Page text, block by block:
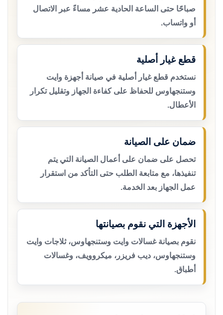
صباحًا حتى الساعة الحادية عشر مساءً عبر الاتصال
أو واتساب.
قطع غيار أصلية
نستخدم قطع غيار أصلية في صيانة أجهزة وايت
وستنجهاوس للحفاظ على كفاءة الجهاز وتقليل تكرار
الأعطال.
ضمان على الصيانة
تحصل على ضمان على أعمال الصيانة التي يتم
تنفيذها، مع متابعة الطلب حتى التأكد من استقرار
عمل الجهاز بعد الخدمة.
الأجهزة التي نقوم بصيانتها
نقوم بصيانة غسالات وايت وستنجهاوس، ثلاجات وايت
وستنجهاوس، ديب فريزر، ميكروويف، وغسالات
أطباق.